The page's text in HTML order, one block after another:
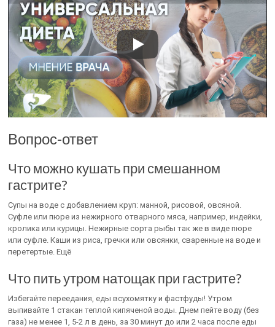
Вопрос-ответ
Что можно кушать при смешанном
гастрите?
Супы на воде с добавлением круп: манной, рисовой, овсяной.
Суфле или пюре из нежирного отварного мяса, например, индейки,
кролика или курицы. Нежирные сорта рыбы так же в виде пюре
или суфле. Каши из риса, гречки или овсянки, сваренные на воде и
перетертые. Ещё
Что пить утром натощак при гастрите?
Избегайте переедания, еды всухомятку и фастфуды! Утром
выпивайте 1 стакан теплой кипяченой воды. Днем пейте воду (без
газа) не менее 1, 5-2 л в день, за 30 минут до или 2 часа после еды